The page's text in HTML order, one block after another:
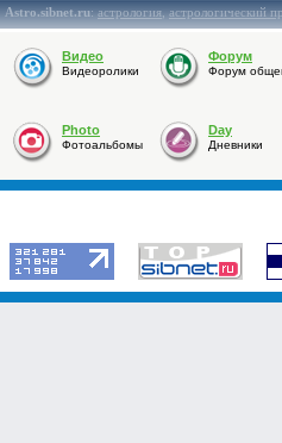
Astro.sibnet.ru:астрология,астрологический
Видео
Видеоролики
Форум
Форум
Photo
Фотоальбомы
Day
Дневники